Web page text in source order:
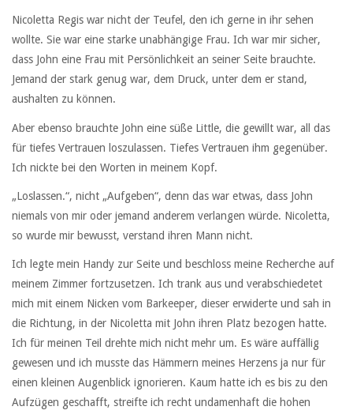
Nicoletta Regis war nicht der Teufel, den ich gerne in ihr sehen
wollte. Sie war eine starke unabhängige Frau. Ich war mir sicher,
dass John eine Frau mit Persönlichkeit an seiner Seite brauchte.
Jemand der stark genug war, dem Druck, unter dem er stand,
aushalten zu können.
Aber ebenso brauchte John eine süße Little, die gewillt war, all das
für tiefes Vertrauen loszulassen. Tiefes Vertrauen ihm gegenüber.
Ich nickte bei den Worten in meinem Kopf.
„Loslassen.“, nicht „Aufgeben“, denn das war etwas, dass John
niemals von mir oder jemand anderem verlangen würde. Nicoletta,
so wurde mir bewusst, verstand ihren Mann nicht.
Ich legte mein Handy zur Seite und beschloss meine Recherche auf
meinem Zimmer fortzusetzen. Ich trank aus und verabschiedetet
mich mit einem Nicken vom Barkeeper, dieser erwiderte und sah in
die Richtung, in der Nicoletta mit John ihren Platz bezogen hatte.
Ich für meinen Teil drehte mich nicht mehr um. Es wäre auffällig
gewesen und ich musste das Hämmern meines Herzens ja nur für
einen kleinen Augenblick ignorieren. Kaum hatte ich es bis zu den
Aufzügen geschafft, streifte ich recht undamenhaft die hohen